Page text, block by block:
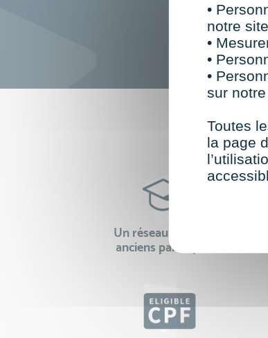
Un réseau de 22 000
anciens participants
•
notre site
•
•
•
sur
Toutes
la page